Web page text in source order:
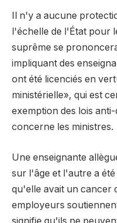
Il n'y a aucune
l'échelle de l'État pour
suprême se
impliquant des
ont été licenciés en
ministérielle», qui est
exemption des lois
concerne les ministres.
Une enseignante
sur l'âge et l'autre a
qu'elle avait un cancer
employeurs
signifie qu'ils ne